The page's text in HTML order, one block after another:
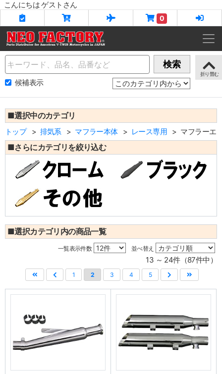
こんにちは ゲストさん
0
Name 検索
候補表示
■選択中のカテゴリ
トップ 排気系 マフラー本体 レース専用 マフラーエ
■さらにカテゴリを絞り込む
■選択カテゴリ内の商品一覧
一覧表示件数 並べ替え
13 ～ 24件（87件中）
1 2 3 4 5